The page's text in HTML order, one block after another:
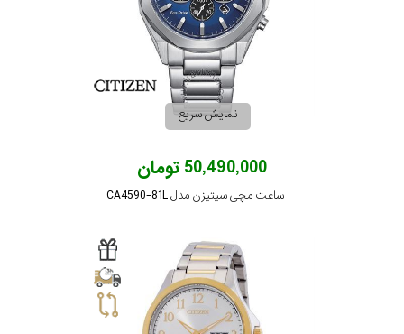
نمایش سریع
50,490,000 تومان
ساعت مچی سیتیزن مدل CA4590-81L